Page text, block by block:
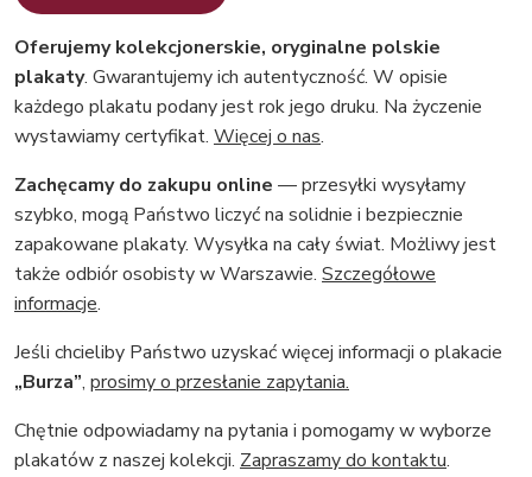
Oferujemy kolekcjonerskie, oryginalne polskie
plakaty. Gwarantujemy ich autentyczność. W opisie
każdego plakatu podany jest rok jego druku. Na życzenie
wystawiamy certyfikat. Więcej o nas.
Zachęcamy do zakupu online — przesyłki wysyłamy
szybko, mogą Państwo liczyć na solidnie i bezpiecznie
zapakowane plakaty. Wysyłka na cały świat. Możliwy jest
także odbiór osobisty w Warszawie. Szczegółowe
informacje.
Jeśli chcieliby Państwo uzyskać więcej informacji o plakacie
„Burza”, prosimy o przesłanie zapytania.
Chętnie odpowiadamy na pytania i pomogamy w wyborze
plakatów z naszej kolekcji. Zapraszamy do kontaktu.